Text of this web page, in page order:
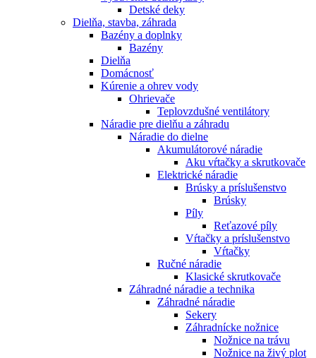
Detské deky
Dielňa, stavba, záhrada
Bazény a doplnky
Bazény
Dielňa
Domácnosť
Kúrenie a ohrev vody
Ohrievače
Teplovzdušné ventilátory
Náradie pre dielňu a záhradu
Náradie do dielne
Akumulátorové náradie
Aku vŕtačky a skrutkovače
Elektrické náradie
Brúsky a príslušenstvo
Brúsky
Píly
Reťazové píly
Vŕtačky a príslušenstvo
Vŕtačky
Ručné náradie
Klasické skrutkovače
Záhradné náradie a technika
Záhradné náradie
Sekery
Záhradnícke nožnice
Nožnice na trávu
Nožnice na živý plot